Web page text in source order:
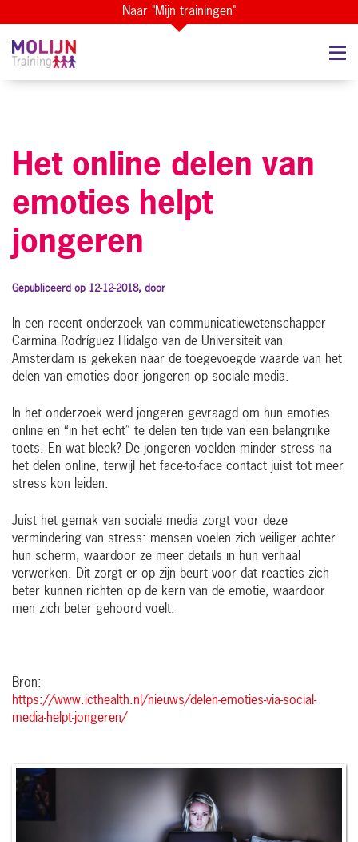
Naar "Mijn trainingen"
Het online delen van
emoties helpt
jongeren
Gepubliceerd op 12-12-2018, door
In een recent onderzoek van communicatiewetenschapper
Carmina Rodríguez Hidalgo van de Universiteit van
Amsterdam is gekeken naar de toegevoegde waarde van het
delen van emoties door jongeren op sociale media.
In het onderzoek werd jongeren gevraagd om hun emoties
online en “in het echt” te delen ten tijde van een belangrijke
toets. En wat bleek? De jongeren voelden minder stress na
het delen online, terwijl het face-to-face contact juist tot meer
stress kon leiden.
Juist het gemak van sociale media zorgt voor deze
vermindering van stress: mensen voelen zich veiliger achter
hun scherm, waardoor ze meer details in hun verhaal
verwerken. Dit zorgt er op zijn beurt voor dat reacties zich
beter kunnen richten op de kern van de emotie, waardoor
men zich beter gehoord voelt.
Bron:
https://www.icthealth.nl/nieuws/delen-emoties-via-social-
media-helpt-jongeren/